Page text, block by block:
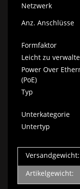
Netzwerk
Anz. Anschlüsse
Formfaktor
Leicht zu
Power Over
(PoE)
Typ
Unterkategorie
Untertyp
Versandgewicht:
Artikelgewicht: